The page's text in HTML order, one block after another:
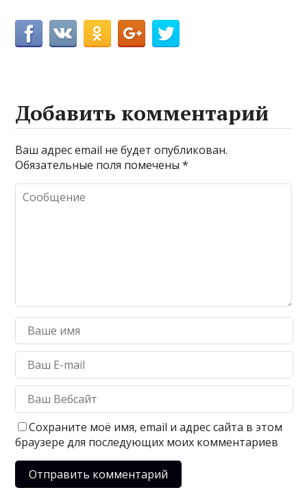
Добавить комментарий
Ваш адрес email не будет опубликован.
Обязательные поля помечены*
Сохраните моё имя, email и адрес сайта в этом
браузере для последующих моих комментариев